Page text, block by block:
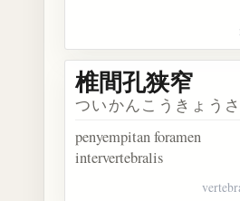
椎間孔狭窄
ついかんこうきょうさ
penyempitan foramen
intervertebralis